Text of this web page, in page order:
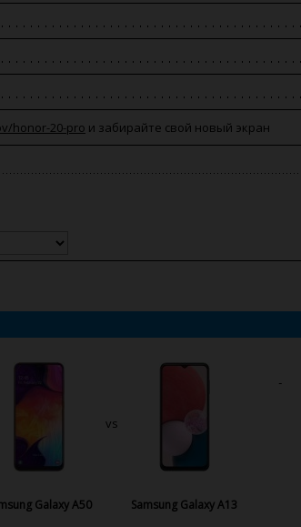
honor-20-pro и забирайте свой новый экран
Galaxy A50
vs
Samsung Galaxy A13